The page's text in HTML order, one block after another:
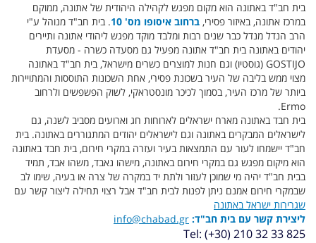
בית חב"ד באתונה הוא מקום מפגש לקהילה היהודית של אתונה, ממוקם
במרכז אתונה, באיזור פסירי, ברחוב איסופו מס' 10
. בית חב"ד מנוהל ע"י
הרב הנדל מנדל כבר שנים רבות ומלבד מוקד מפגש ליהודי אתונה ותיירים
יהודים באתונה בית חב"ד אתונה מפעיל גם מסעדה כשרה - מסעדת
GOSTIJO (גוסטיו) וגם חנות למוצרים כשרים מישראל, בית חב"ד באתונה
מצוי ממש בליבה של העיר בשכונת פסירי, אחת השכונות התוססות והמתויירות
ביותר של מרכז העיר, בסמוך לכיכר מונסטראקי, לשוק הפשפשים ולרחוב
Ermo.
בית חבד באתונה מארח ישראלים לארוחות חג וארועים מסביב לשנה, גם
לישראלים המבקרים באתונה וגם לישראלים יהודים המתגוררים באתונה. בית
חב"ד יישמחו לעור עם התמצאות בעיר ועזרה במקרי חירום, בית חבד באתונה
הוא מיקום מפגש גם במקרי חירום באתונה, מישהו נאבד, משהו אבד, תמיד
בבית חב"ד יהיה מי שמוכן לעזור ולתת יד במקרה של צרה או בעיה, שימו לב
שבמקרי חירום אמנם ניתן לפנות לבית חב"ד אבל רצוי תחילה ליצור קשר עם
שגרירות ישראל באתונה
ליצירת קשר עם בית חב"ד: info@chabad.gr
Tel: (+30) 210 32 33 825